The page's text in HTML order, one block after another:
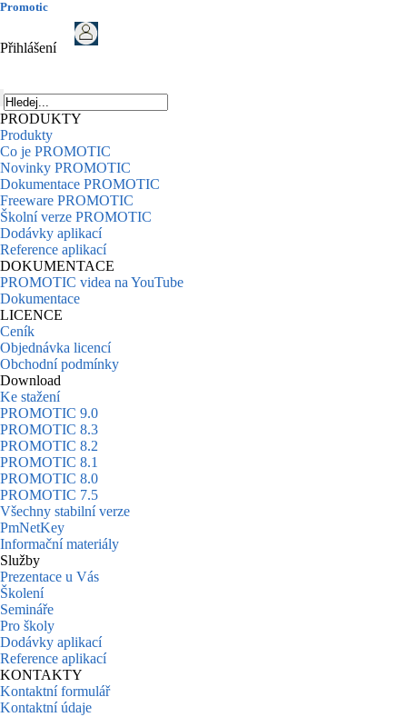
Promotic
Přihlášení
PRODUKTY
Produkty
Co je PROMOTIC
Novinky PROMOTIC
Dokumentace PROMOTIC
Freeware PROMOTIC
Školní verze PROMOTIC
Dodávky aplikací
Reference aplikací
DOKUMENTACE
PROMOTIC videa na YouTube
Dokumentace
LICENCE
Ceník
Objednávka licencí
Obchodní podmínky
Download
Ke stažení
PROMOTIC 9.0
PROMOTIC 8.3
PROMOTIC 8.2
PROMOTIC 8.1
PROMOTIC 8.0
PROMOTIC 7.5
Všechny stabilní verze
PmNetKey
Informační materiály
Služby
Prezentace u Vás
Školení
Semináře
Pro školy
Dodávky aplikací
Reference aplikací
KONTAKTY
Kontaktní formulář
Kontaktní údaje